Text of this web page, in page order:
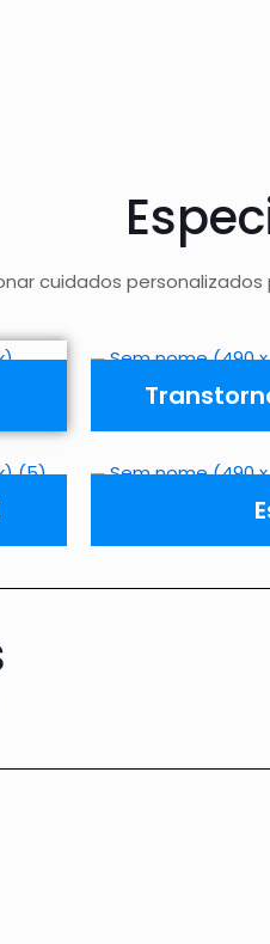
cuidados